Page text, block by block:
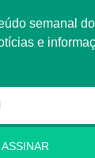
e
ASSINAR